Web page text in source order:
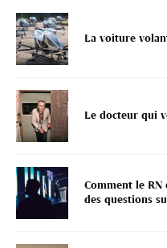
La voiture
Le docteur qui
Comment le RN
des questions